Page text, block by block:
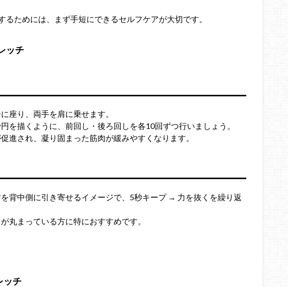
るためには、まず手短にできるセルフケアが大切です。
ッチ
座り、両手を肩に乗せます。
を描くように、前回し・後ろ回しを各10回ずつ行いましょう。
進され、凝り固まった筋肉が緩みやすくなります。
背中側に引き寄せるイメージで、5秒キープ → 力を抜くを繰り返
丸まっている方に特におすすめです。
ッチ